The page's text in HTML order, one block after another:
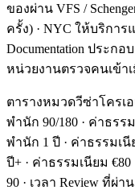
ของผ่าน VFS /
ครั้ง) · NYC ให้บริการ
Documentation ประกอ
หน่วยงานตรวจคนเข้า
ตารางหมวดวีซ่าโครเอ
พำนัก 90/180 · ค่าธรรม
พำนัก 1 ปี · ค่าธรรมเนี
ปี+ · ค่าธรรมเนียม
90 · เวลา Review ที่ผ่า